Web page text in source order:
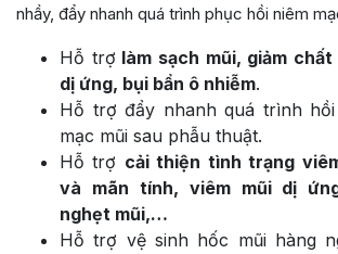
nhầy, đẩy nhanh quá trình phục hồi niêm
Hỗ trợ làm sạch mũi, giảm
dị ứng, bụi bẩn ô nhiễm.
Hỗ trợ đẩy nhanh quá trình
mạc mũi sau phẫu thuật.
Hỗ trợ cải thiện tình trạng
và mãn tính, viêm mũi dị
nghẹt mũi,…
Hỗ trợ vệ sinh hốc mũi hàng